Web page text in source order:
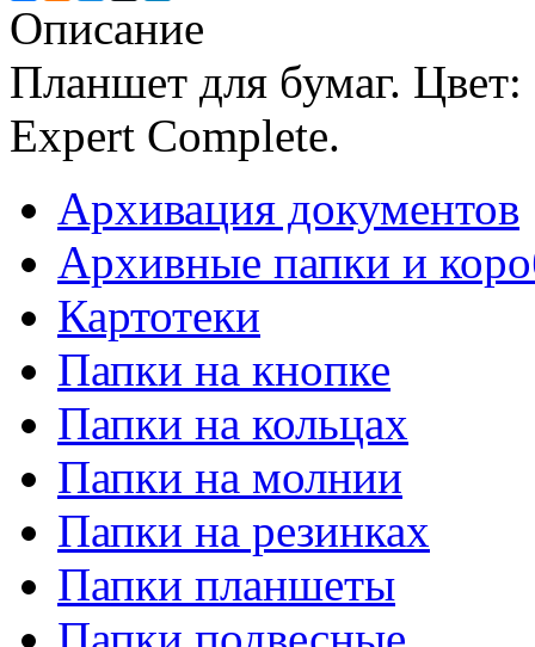
Описание
Планшет для бумаг.
Expert Complete.
Архивация документов
Архивные папки и
Картотеки
Папки на кнопке
Папки на кольцах
Папки на молнии
Папки на резинках
Папки планшеты